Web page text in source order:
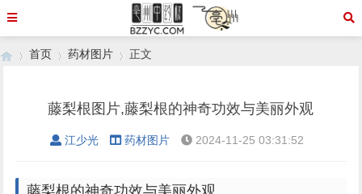
首页 药材图片 正文
藤梨根图片,藤梨根的神奇功效与美丽外观
江少光 药材图片 2024-11-25 03:31:52
藤梨根的神奇功效与美丽外观